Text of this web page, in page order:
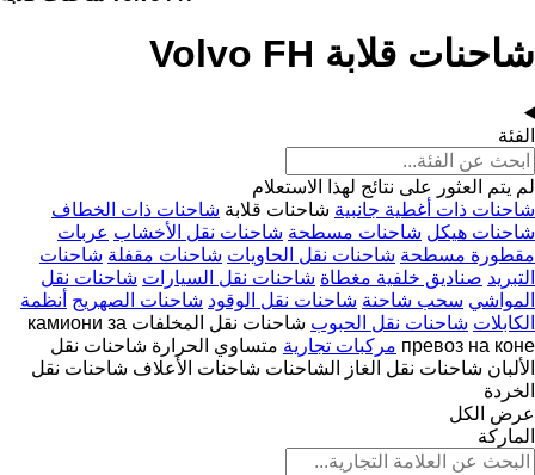
شاحنات قلابة Volvo FH
الفئة
لم يتم العثور على نتائج لهذا الاستعلام
شاحنات ذات أغطية جانبية شاحنات قلابة شاحنات ذات الخطاف
شاحنات هيكل شاحنات مسطحة شاحنات نقل الأخشاب عربات
مقطورة مسطحة شاحنات نقل الحاويات شاحنات مقفلة شاحنات
التبريد صناديق خلفية مغطاة شاحنات نقل السيارات شاحنات نقل
المواشي سحب شاحنة شاحنات نقل الوقود شاحنات الصهريج أنظمة
الكابلات شاحنات نقل الحبوب شاحنات نقل المخلفات камиони за
превоз на коне مركبات تجارية متساوي الحرارة شاحنات نقل
الألبان شاحنات نقل الغاز الشاحنات شاحنات الأعلاف شاحنات نقل
الخردة
عرض الكل
الماركة